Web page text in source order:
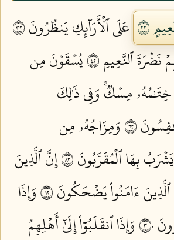
٢٢
عَلَى ٱلۡأَرَآئِكِ يَنظُرُونَ ٢٣
ٱلنَّعِيمِ ٢٤
يُسۡقَوۡنَ مِن
خِتَٰمُهُۥ مِسۡكٞۚ وَفِي ذَٰلِكَ
٢٦
وَمِزَاجُهُۥ مِن
بِهَا ٱلۡمُقَرَّبُونَ ٢٨
إِنَّ ٱلَّذِينَ
ءَامَنُواْ يَضۡحَكُونَ ٢٩
وَإِذَا
٣٠
وَإِذَا ٱنقَلَبُوٓاْ إِلَىٰٓ أَهۡلِهِمُ